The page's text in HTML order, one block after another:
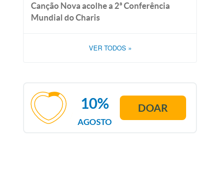
Canção Nova acolhe a 2ª Conferência
Mundial do Charis
VER TODOS »
AGOSTO
10% DOAR